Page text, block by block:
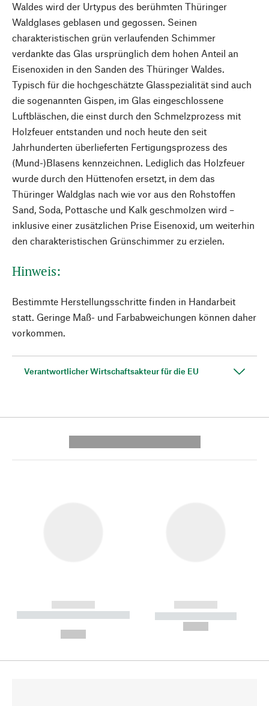
Waldes wird der Urtypus des berühmten Thüringer
Waldglases geblasen und gegossen. Seinen
charakteristischen grün verlaufenden Schimmer
verdankte das Glas ursprünglich dem hohen Anteil an
Eisenoxiden in den Sanden des Thüringer Waldes.
Typisch für die hochgeschätzte Glasspezialität sind auch
die sogenannten Gispen, im Glas eingeschlossene
Luftbläschen, die einst durch den Schmelzprozess mit
Holzfeuer entstanden und noch heute den seit
Jahrhunderten überlieferten Fertigungsprozess des
(Mund-)Blasens kennzeichnen. Lediglich das Holzfeuer
wurde durch den Hüttenofen ersetzt, in dem das
Thüringer Waldglas nach wie vor aus den Rohstoffen
Sand, Soda, Pottasche und Kalk geschmolzen wird –
inklusive einer zusätzlichen Prise Eisenoxid, um weiterhin
den charakteristischen Grünschimmer zu erzielen.
Hinweis:
Bestimmte Herstellungsschritte finden in Handarbeit
statt. Geringe Maß- und Farbabweichungen können daher
vorkommen.
Verantwortlicher Wirtschaftsakteur für die EU
------------
----------- ----------- --------
------------
----------- -----------